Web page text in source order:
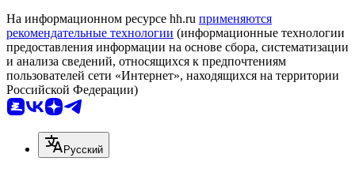
На информационном ресурсе hh.ru применяются
рекомендательные технологии (информационные технологии
предоставления информации на основе сбора, систематизации
и анализа сведений, относящихся к предпочтениям
пользователей сети «Интернет», находящихся на территории
Российской Федерации)
Русский